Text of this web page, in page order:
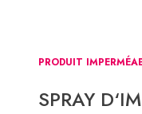
PRODUIT
SPRAY